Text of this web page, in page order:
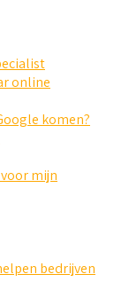
online
komen?
mijn
bedrijven